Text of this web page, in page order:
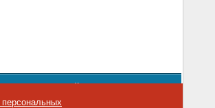
материалов сайта
персональных